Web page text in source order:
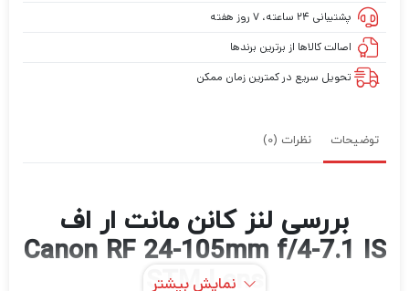
پشتیبانی ۲۴ ساعته، ۷ روز هفته
اصالت کالاها از برترین برندها
تحویل سریع در کمترین زمان ممکن
توضیحات نظرات (0)
بررسی لنز کانن مانت ار اف
Canon RF 24-105mm f/4-7.1 IS
STM Lens
نمایش بیشتر